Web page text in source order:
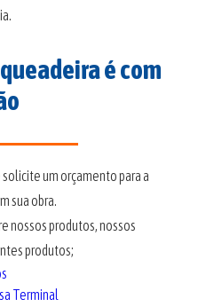
é com
um orçamento para a
sua obra.
nossos produtos, nossos
produtos;
Terminal